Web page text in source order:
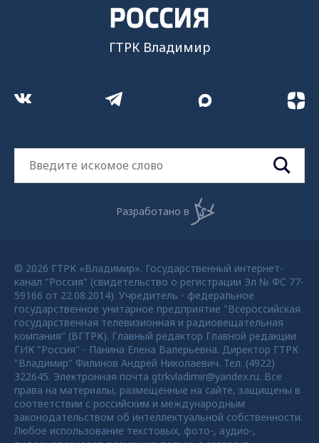
ГТРК Владимир
Разработано в
© 2026 ГТРК «Владимир». Государственный интернет-
канал "Россия" (свидетельство о регистрации Эл № ФС 77-
59166 от 22.08.2014). Учредитель - федеральное
государственное унитарное предприятие "Всероссийская
государственная телевизионная и радиовещательная
компания" (ВГТРК). Главный редактор Главной редакции
ГИК "Россия" - Панина Елена Валерьевна. Директор ГТРК
"Владимир" Филинов Андрей Николаевич. Тел. (4922)
322645. Электронная почта gtrkvladimir@yandex.ru. Все
права на материалы, размещенные на сайте, защищены в
соответствии с российским и международным
законодательством об интеллектуальной собственности.
Любое использование текстовых, фото-, аудио-,